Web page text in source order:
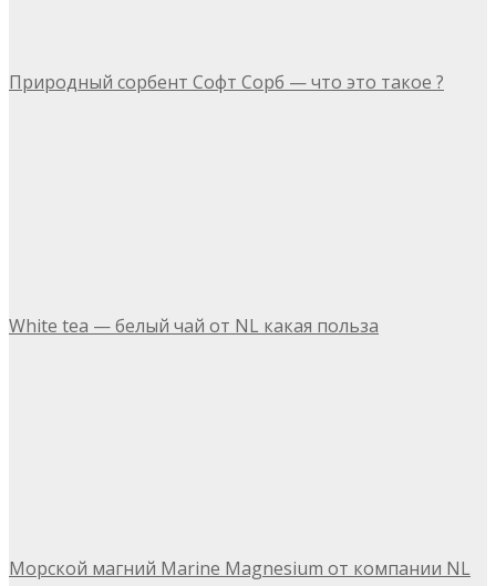
Природный сорбент Софт Сорб — что это такое ?
White tea — белый чай от NL какая польза
Морской магний Marine Magnesium от компании NL